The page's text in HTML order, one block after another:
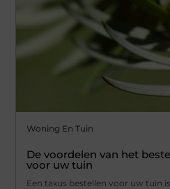
Woning En Tuin
De voordelen van het
voor uw tuin
Een taxus bestellen voor uw tuin